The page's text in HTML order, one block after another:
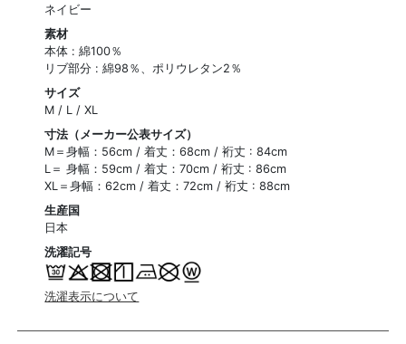
ネイビー
素材
本体 : 綿100％
リブ部分 : 綿98％、ポリウレタン2％
サイズ
M / L / XL
寸法（メーカー公表サイズ）
M＝身幅：56cm / 着丈：68cm / 裄丈 : 84cm
L＝ 身幅：59cm / 着丈：70cm / 裄丈 : 86cm
XL＝身幅：62cm / 着丈：72cm / 裄丈 : 88cm
生産国
日本
洗濯記号
洗濯表示について